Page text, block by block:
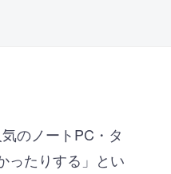
のノートPC・タ
ったりする」とい